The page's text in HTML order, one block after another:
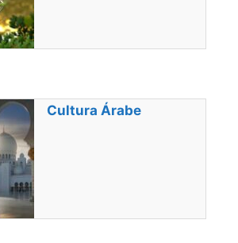
Cultura Árabe